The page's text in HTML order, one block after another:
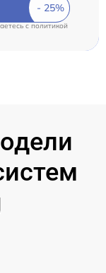
cполитикой